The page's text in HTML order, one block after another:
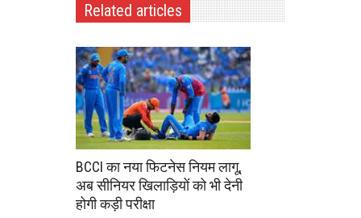
Related articles
BCCI का नया फिटनेस नियम लागू,
अब सीनियर खिलाड़ियों को भी देनी
होगी कड़ी परीक्षा